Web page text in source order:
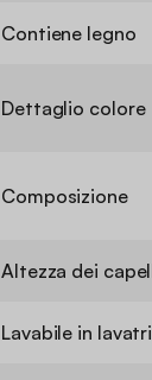
Contiene legno
Dettaglio colore
Composizione
Altezza dei
Lavabile in